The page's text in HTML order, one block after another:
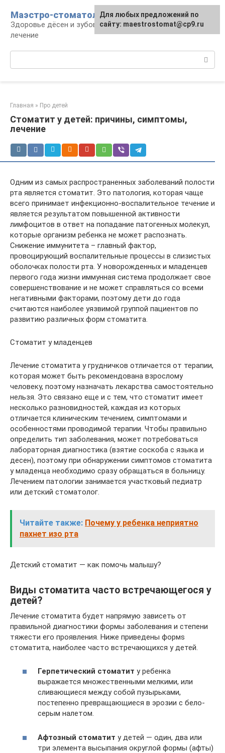
контенту
Маэстро-стоматолог
Здоровье дёсен и зубов, диагностика и
лечение
Главная » Про детей
Стоматит у детей: причины, симптомы,
лечение
Одним из самых распространенных заболеваний полости
рта является стоматит. Это патология, которая чаще
всего принимает инфекционно-воспалительное течение и
является результатом повышенной активности
лимфоцитов в ответ на попадание патогенных молекул,
которые организм ребенка не может распознать.
Снижение иммунитета – главный фактор,
провоцирующий воспалительные процессы в слизистых
оболочках полости рта. У новорожденных и младенцев
первого года жизни иммунная система продолжает свое
совершенствование и не может справляться со всеми
негативными факторами, поэтому дети до года
считаются наиболее уязвимой группой пациентов по
развитию различных форм стоматита.
Стоматит у младенцев
Лечение стоматита у грудничков отличается от терапии,
которая может быть рекомендована взрослому
человеку, поэтому назначать лекарства самостоятельно
нельзя. Это связано еще и с тем, что стоматит имеет
несколько разновидностей, каждая из которых
отличается клиническим течением, симптомами и
особенностями проводимой терапии. Чтобы правильно
определить тип заболевания, может потребоваться
лабораторная диагностика (взятие соскоба с языка и
десен), поэтому при обнаружении симптомов стоматита
у младенца необходимо сразу обращаться в больницу.
Лечением патологии занимается участковый педиатр
или детский стоматолог.
Читайте также: Почему у ребенка неприятно
пахнет изо рта
Детский стоматит — как помочь малышу?
Виды стоматита часто встречающегося у
детей?
Лечение стоматита будет напрямую зависеть от
правильной диагностики формы заболевания и степени
тяжести его проявления. Ниже приведены формs
стоматита, наиболее часто встречающихся у детей.
Герпетический стоматит у ребенка
выражается множественными мелкими, или
сливающиеся между собой пузырьками,
постепенно превращающиеся в эрозии с бело-
серым налетом.
Афтозный стоматит у детей — один, два или
три элемента высыпания округлой формы (афты)
Для любых предложений по
сайту: maestrostomat@cp9.ru